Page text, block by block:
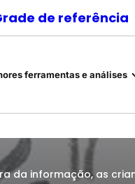
de referência
ferramentas e análises
da informação, as